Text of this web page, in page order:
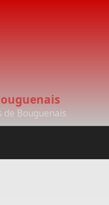
de Bouguenais